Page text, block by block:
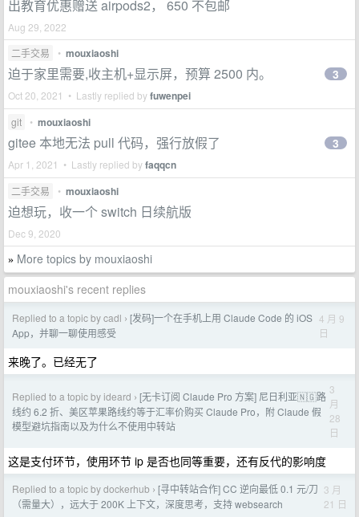
出教育优惠赠送 airpods2， 650 不包邮
Aug 29, 2022
二手交易
• mouxiaoshi
迫于家里需要,收主机+显示屏，预算 2500 内。
Oct 20, 2021 • Lastly replied byfuwenpei
3
git • mouxiaoshi
gitee 本地无法 pull 代码，强行放假了
Apr 1, 2021 • Lastly replied byfaqqcn
3
二手交易 • mouxiaoshi
迫想玩，收一个 switch 日续航版
Dec 9, 2020
» More topics by mouxiaoshi
mouxiaoshi's recent replies
Replied to a topic by cadl › [发码]一个在手机上用 Claude Code 的 iOS
App，并聊一聊使用感受
4 月 9
日
来晚了。已经无了
Replied to a topic by ideard › [无卡订阅 Claude Pro 方案] 尼日利亚🇳🇬路
线约 6.2 折、美区苹果路线约等于汇率价购买 Claude Pro，附 Claude 假
模型避坑指南以及为什么不使用中转站
3
月
28
日
这是支付环节，使用环节 ip 是否也同等重要，还有反代的影响度
Replied to a topic by dockerhub › [寻中转站合作] CC 逆向最低 0.1 元/刀
（需量大），远大于 200K 上下文，深度思考，支持 websearch
3 月
21 日